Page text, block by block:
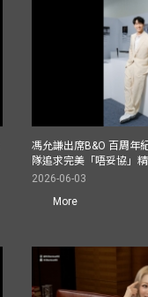
馮允謙出席B&O 百周年
隊追求完美「唔妥協」
2026-06-03
More